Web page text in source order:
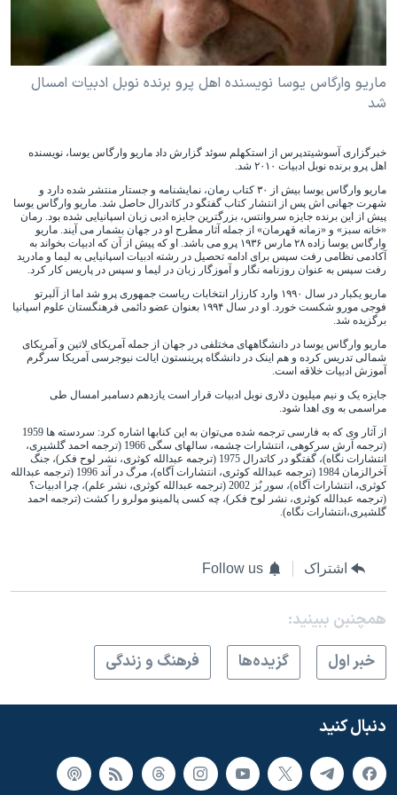
حقوق شهروندی
اقتصادی
اسرائیل در جنگ
گالری عکس
آرشیو پخش زنده
انتخابات ریاست جمهوری آمریکا ۲۰۲۴
حمله جمهوری اسلامی به اسرائیل
ورزش زنان در ایران
اعتراضات زن، زندگی، آزادی
مجموعه مستندهای دادخواهی
تریبونال مردمی آبان ۹۸
دادگاه حمید نوری
چهل سال گروگان‌گیری
قانون شفافیت دارائی کادر رهبری ایران
اعتراضات مردمی آبان ۹۸
اسرائیل در جنگ
نرگس محمدی برنده جایزه نوبل صلح
همایش محافظه‌کاران آمریکا «سی‌پک»
صفحه‌های ویژه
دنبال کنید
ماریو وارگاس یوسا نویسنده اهل پرو برنده نوبل ادبیات امسال
شد
خبرگزاری آسوشیتدپرس از استکهلم سوئد گزارش داد ماریو وارگاس یوسا، نویسنده
اهل پرو برنده نوبل ادبیات ۲۰۱۰ شد.
ماریو وارگاس یوسا بیش از ۳۰ کتاب رمان، نمایشنامه و جستار منتشر شده دارد و
شهرت جهانی اش پس از انتشار کتاب گفتگو در کاتدرال حاصل شد. ماریو وارگاس یوسا
پیش از این برنده جایزه سروانتس، بزرگترین جایزه ادبی زبان اسپانیایی شده بود. رمان
«خانه سبز» و «زمانه قهرمان» از جمله آثار مطرح او در جهان بشمار می آیند. ماریو
وارگاس یوسا زاده ۲۸ مارس ۱۹۳۶ پرو می باشد. او که پیش از آن که ادبیات بخواند به
آکادمی نظامی رفت سپس برای ادامه تحصیل در رشته ادبیات اسپانیایی به لیما و مادرید
رفت سپس به عنوان روزنامه نگار و آموزگار زبان در لیما و سپس در پاریس کار کرد.
ماریو یکبار در سال ۱۹۹۰ وارد کارزار انتخابات ریاست جمهوری پرو شد اما از آلبرتو
فوجی مورو شکست خورد. او در سال ۱۹۹۴ بعنوان عضو دائمی فرهنگستان علوم اسپانیا
برگزیده شد.
ماریو وارگاس یوسا در دانشگاههای مختلفی در جهان از جمله آمریکای لاتین و آمریکای
شمالی تدریس کرده و هم اینک در دانشگاه پرینستون ایالت نیوجرسی آمریکا سرگرم
آموزش ادبیات خلاقه است.
جایزه یک و نیم میلیون دلاری نوبل ادبیات قرار است یازدهم دسامبر امسال طی
مراسمی به وی اهدا شود.
از آثار وی که به فارسی ترجمه شده می‌توان به این کنابها اشاره کرد: سردسته ها 1959
(ترجمه آرش سرکوهی، انتشارات چشمه، سالهای سگی 1966 (ترجمه احمد گلشیری،
انتشارات نگاه)، گفتگو در کاتدرال 1975 (ترجمه عبدالله کوثری، نشر لوح فکر)، جنگ
آخرالزمان 1984 (ترجمه عبدالله کوثری، انتشارات آگاه)، مرگ در آند 1996 (ترجمه عبدالله
کوثری، انتشارات آگاه)، سور بُز 2002 (ترجمه عبدالله کوثری، نشر علم)، چرا ادبیات؟
(ترجمه عبدالله کوثری، نشر لوح فکر)، چه کسی پالمینو مولرو را کشت (ترجمه احمد
گلشیری،انتشارات نگاه).
اشتراک Follow us
همچنبن ببینید:
خبر اول
گزيده‌ها فرهنگ و زندگی
دنبال کنید